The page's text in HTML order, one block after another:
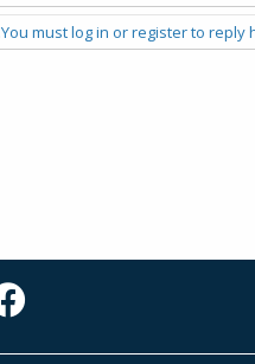
You must log in or register to reply